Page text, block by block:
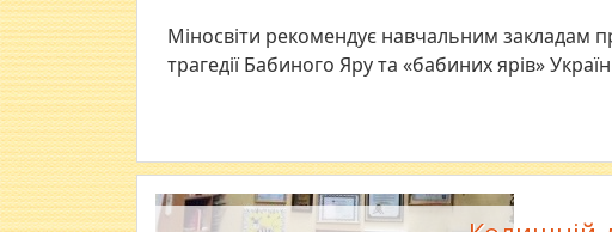
Міносвіти рекомендує навчальним закладам
трагедії Бабиного Яру та «бабиних ярів»